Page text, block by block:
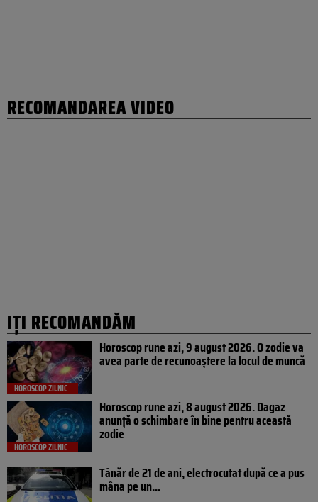
RECOMANDAREA VIDEO
IȚI RECOMANDĂM
HOROSCOP ZILNIC
Horoscop rune azi, 9 august 2026. O zodie va
avea parte de recunoaștere la locul de muncă
HOROSCOP ZILNIC
Horoscop rune azi, 8 august 2026. Dagaz
anunță o schimbare în bine pentru această
zodie
Tânăr de 21 de ani, electrocutat după ce a pus
mâna pe un...